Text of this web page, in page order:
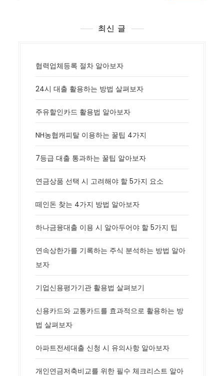
최신 글
협력업체등록 절차 알아보자
24시 대출 활용하는 방법 살펴보자
주유할인카드 활용법 알아보자
NH농협캐피탈 이용하는 꿀팁 4가지
7등급 대출 통과하는 꿀팁 알아보자
연금상품 선택 시 고려해야 할 5가지 요소
떼인돈 찾는 4가지 방법 알아보자
하나금융대출 이용 시 알아두어야 할 5가지 팁
연속상한가를 기록하는 주식 분석하는 방법 알아
보자
기업신용평가기관 활용법 살펴보기
신용카드와 교통카드를 효과적으로 활용하는 방
법 살펴보자
아파트전세대출 신청 시 유의사항 알아보자
개인연금저축비교를 위한 필수 체크리스트 알아